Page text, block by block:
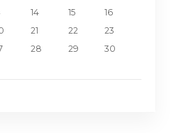
14 15
16
21 22
23
28 29
30